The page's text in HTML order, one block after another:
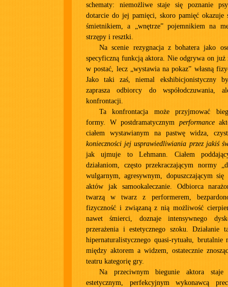
schematy: niemożliwe staje się poznanie
dotarcie do jej pamięci, skoro pamięć okazuje
śmietnikiem, a „wnętrze” pojemnikiem na
strzępy i resztki.
Na scenie rezygnacja z bohatera jako
specyficzną funkcją aktora. Nie odgrywa on
w postać, lecz „wystawia na pokaz” własną
Jako taki zaś, niemal ekshibicjonistyczny
zaprasza odbiorcy do współodczuwania,
konfrontacji.
Ta konfrontacja może przyjmować
formy. W postdramatycznym performance
ciałem wystawianym na pastwę widza,
konieczności jej usprawiedliwiania przez jakiś
jak ujmuje to Lehmann. Ciałem
działaniom, często przekraczającym normy
wulgarnym, agresywnym, dopuszczającym się
aktów jak samookaleczanie. Odbiorca
twarzą w twarz z performerem,
fizyczność i związaną z nią możliwość
nawet śmierci, doznaje intensywnego
przerażenia i estetycznego szoku. Działanie
hipernaturalistycznego quasi-rytuału, brutalnie
między aktorem a widzem, ostatecznie
teatru kategorię gry.
Na przeciwnym biegunie aktora staje
estetycznym, perfekcyjnym wykonawcą